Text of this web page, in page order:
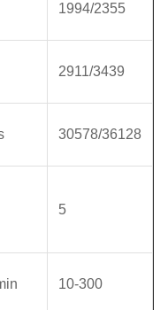
1994/2355
2911/3439
30578/36128
5
10-300